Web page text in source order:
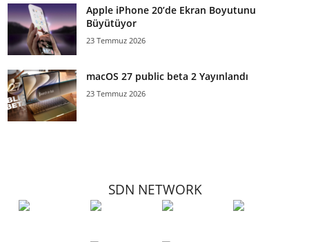
Apple iPhone 20’de Ekran Boyutunu
Büyütüyor
23 Temmuz 2026
macOS 27 public beta 2 Yayınlandı
23 Temmuz 2026
SDN NETWORK